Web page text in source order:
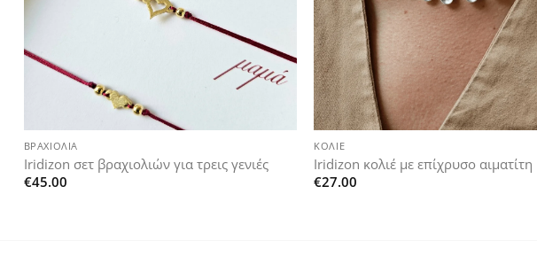
ΒΡΑΧΙΌΛΙΑ
Iridizon σετ βραχιολιών για τρεις γενιές
€45.00
+
ΚΟΛΙΈ
Iridizon κολιέ με επίχρυσο αιματίτη
€27.00